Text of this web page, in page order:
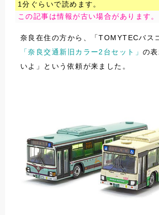
1分ぐらいで読めます。
この記事は情報が古い場合があります。
奈良在住の方から、「TOMYTECバス
「奈良交通新旧カラー2台セット」の
いよ」という依頼が来ました。